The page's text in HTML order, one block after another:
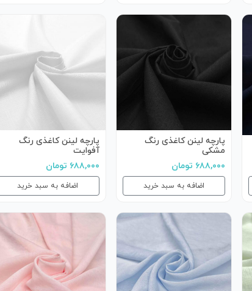
پارچه لینن کاغذی رنگ
مشکی
۶۸۸,۰۰۰ تومان
اضافه به سبد خرید
پارچه لینن کاغذی رنگ
آفوایت
۶۸۸,۰۰۰ تومان
اضافه به سبد خرید